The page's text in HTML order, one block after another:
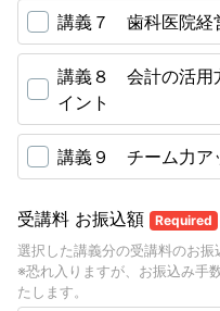
講義７ 歯科医院経
講義８ 会計の活用
イント
講義９ チーム力ア
受講料 お振込額 Required
選択した講義分の受講料のお振
※恐れ入りますが、お振込み手
たします。